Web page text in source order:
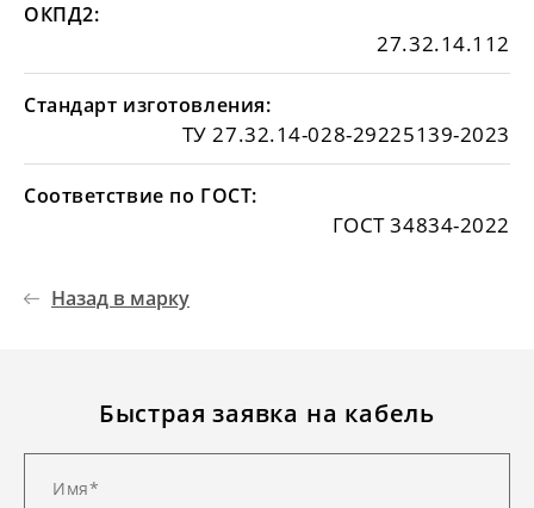
ОКПД2:
27.32.14.112
Стандарт изготовления:
ТУ 27.32.14-028-29225139-2023
Соответствие по ГОСТ:
ГОСТ 34834-2022
Назад в марку
Быстрая заявка на кабель